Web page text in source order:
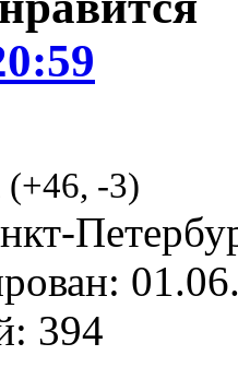
(+46, -3)
394